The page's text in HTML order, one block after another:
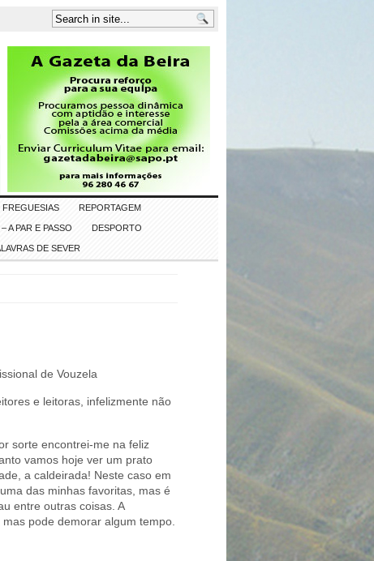
FREGUESIAS REPORTAGEM
A PAR E PASSO DESPORTO
DE SEVER
de Vouzela
e leitoras, infelizmente não
sorte encontrei-me na feliz
vamos hoje ver um prato
a caldeirada! Neste caso em
das minhas favoritas, mas é
entre outras coisas. A
pode demorar algum tempo.